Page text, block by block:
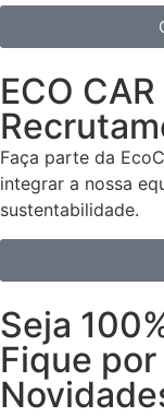
ECO
Faça parte da
integrar a nossa
sustentabilidade.
Seja
Fique